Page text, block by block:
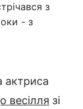
з
- з
актриса
весілля зі